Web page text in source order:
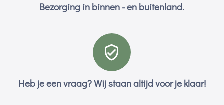
Bezorging in binnen - en buitenland.
Heb je een vraag? Wij staan altijd voor je klaar!